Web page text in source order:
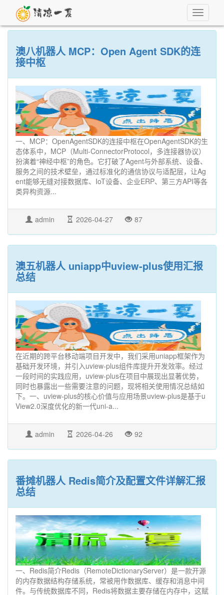
Toggle
澳八机器人 MCP：Open Agent SDK的连
接中枢
一、MCP：OpenAgentSDK的连接中枢在OpenAgentSDK的生
态体系中，MCP（Multi-ConnectorProtocol，多连接器协议）
扮演着“神经中枢”的角色。它打破了Agent与外部系统、设备、
服务之间的技术壁垒，通过标准化的通信协议与适配层，让Ag
ent能够无缝对接数据库、IoT设备、企业ERP、第三方API等各
类异构资源...
admin 2026-04-27 87
澳五机器人 uniapp中uview-plus使用汇报
总结
在近期的跨平台移动端项目开发中，我们采用uniapp框架作为
基础开发环境，并引入uview-plus组件库提升开发效率。经过
一段时间的实践应用，uview-plus在项目中展现出显著优势，
同时也暴露出一些需要注意的问题，现将相关使用情况总结如
下。一、uview-plus的核心价值与应用场景uview-plus是基于u
View2.0深度优化的新一代uni-a...
admin 2026-04-26 92
番摊机器人 Redis简介及配置文件详解汇报
总结
一、Redis简介Redis（RemoteDictionaryServer）是一款开源
的内存数据结构存储系统，常被用作数据库、缓存和消息中间
件。与传统数据库不同，Redis将数据主要存储在内存中，这赋